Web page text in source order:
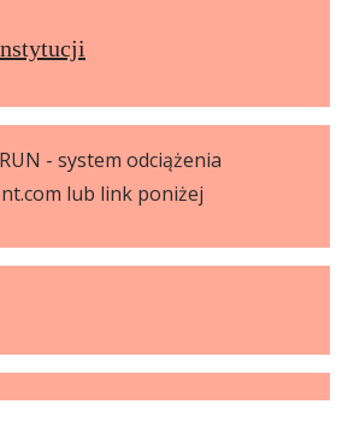
- system odciążenia
lub link poniżej